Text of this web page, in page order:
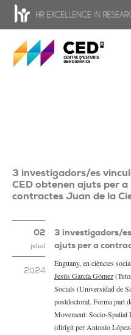
CED - Centre
3 investigadors/es
CED obtenen ajuts per a
contractes Juan de la
02
juliol
2024
3 investigadors/
ajuts per a
Enguany, en ciències
Jesús García Gómez
Socials (Universidad de
postdoctoral. Forma part
Movement: Socio-Spatial
(dirigit per Antonio